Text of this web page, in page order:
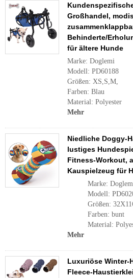
Großhandel,
Behinderte/
für ältere Hunde
Marke: Doglemi
Modell: PD60188
Größen: XS,S,M,
Farben: Blau
Material: Polyester
Mehr
Niedliche Doggy-
lustiges
Fitness-Workout,
Kauspielzeug für
Marke:
Modell:
Größen:
Farben: bunt
Material:
Mehr
Luxuriöse Winter-
Fleece-